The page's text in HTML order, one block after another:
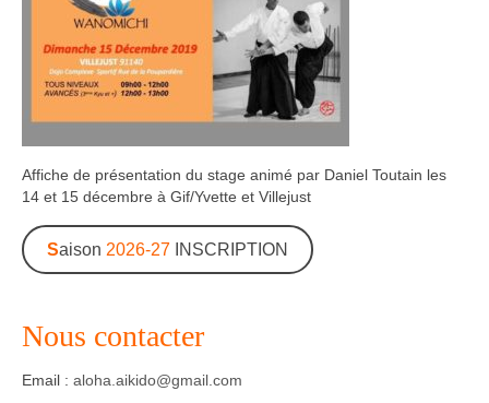
L’aïkido
Les Grades
Jo Suburi
Kata 31
Lexique
Agenda – Inscription
Inscription en ligne
Communication
Affiche de présentation du stage animé par Daniel Toutain les
14 et 15 décembre à Gif/Yvette et Villejust
Saison 2026-27INSCRIPTION
Nous contacter
Email : aloha.aikido@gmail.com